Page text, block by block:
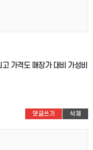
가격도 매장가 대비 가성비
댓글쓰기 삭제